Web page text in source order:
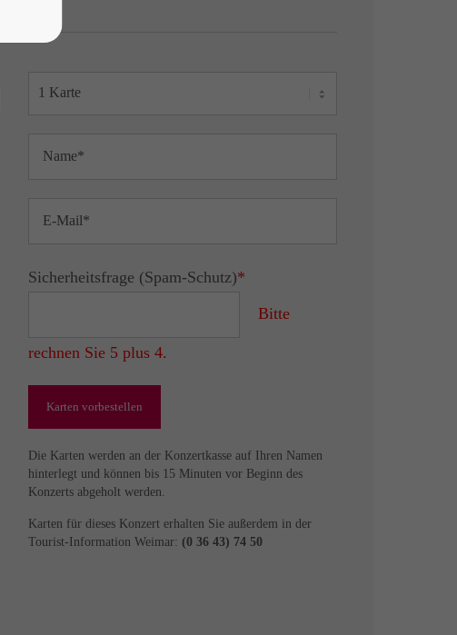
Sicherheitsfrage (Spam-Schutz)*
Bitte
rechnen Sie 5 plus 4.
Karten vorbestellen
Die Karten werden an der Konzertkasse auf Ihren Namen
hinterlegt und können bis 15 Minuten vor Beginn des
Konzerts abgeholt werden.
Karten für dieses Konzert erhalten Sie außerdem in der
Tourist-Information Weimar: (0 36 43) 74 50